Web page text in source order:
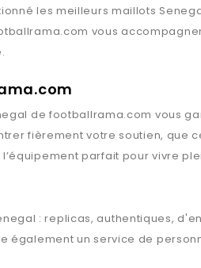
les meilleurs maillots
vous
de footballrama.com vous
fièrement votre soutien, que
l’équipement parfait pour vivre
: replicas, authentiques,
également un service de